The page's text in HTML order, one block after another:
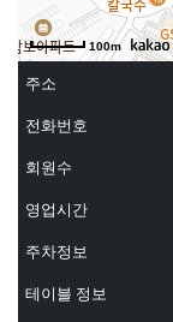
100m
주소
전화번호
회원수
영업시간
주차정보
테이블 정보